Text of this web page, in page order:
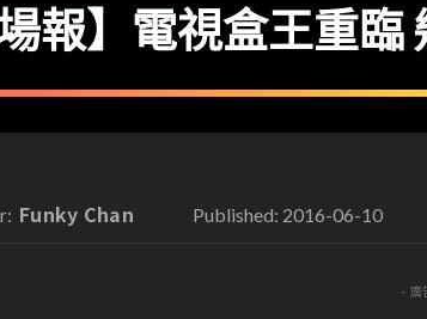
場報】電視盒王重
Funky Chan Published: 2016-06-10
- 廣